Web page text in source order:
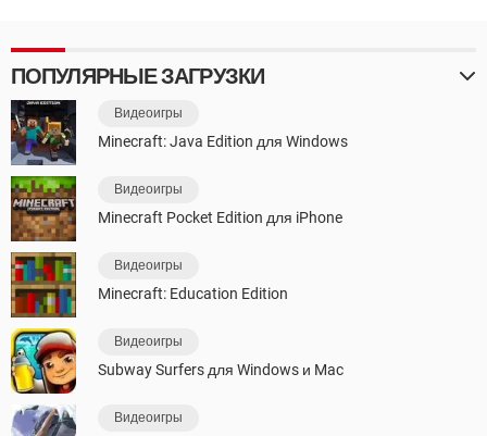
ПОПУЛЯРНЫЕ ЗАГРУЗКИ
Видеоигры
Minecraft: Java Edition для Windows
Видеоигры
Minecraft Pocket Edition для iPhone
Видеоигры
Minecraft: Education Edition
Видеоигры
Subway Surfers для Windows и Mac
Видеоигры